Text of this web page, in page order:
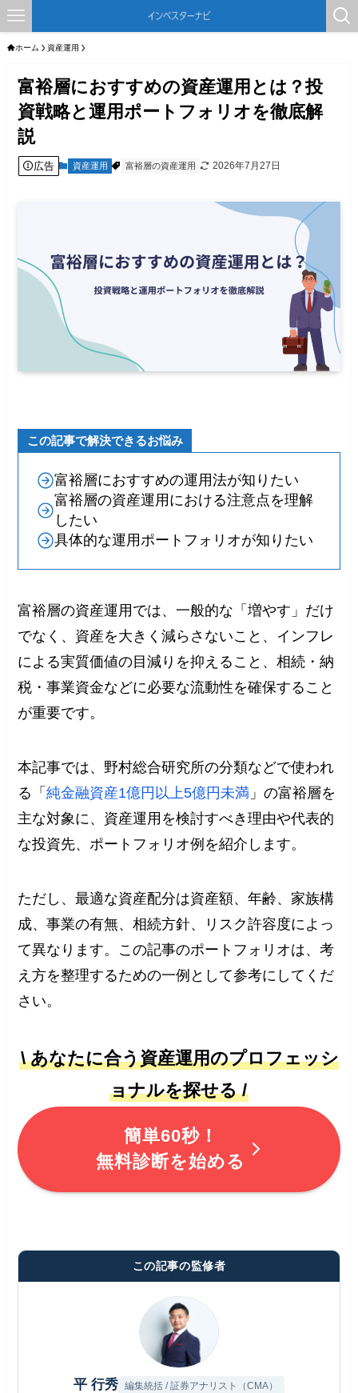
ホーム 資産運用
富裕層におすすめの資産運用とは？投
資戦略と運用ポートフォリオを徹底解
説
広告 資産運用 富裕層の資産運用 2026年7月27日
この記事で解決できるお悩み
富裕層におすすめの運用法が知りたい
富裕層の資産運用における注意点を理解
したい
具体的な運用ポートフォリオが知りたい
富裕層の資産運用では、一般的な「増やす」だけ
でなく、資産を大きく減らさないこと、インフレ
による実質価値の目減りを抑えること、相続・納
税・事業資金などに必要な流動性を確保すること
が重要です。
本記事では、野村総合研究所の分類などで使われ
る「純金融資産1億円以上5億円未満 」の富裕層を
主な対象に、資産運用を検討すべき理由や代表的
な投資先、ポートフォリオ例を紹介します。
ただし、最適な資産配分は資産額、年齢、家族構
成、事業の有無、相続方針、リスク許容度によっ
て異なります。この記事のポートフォリオは、考
え方を整理するための一例として参考にしてくだ
さい。
\ あなたに合う資産運用のプロフェッシ
ョナルを探せる /
簡単60秒！
無料診断を始める
この記事の監修者
平 行秀 編集統括 / 証券アナリスト（CMA）